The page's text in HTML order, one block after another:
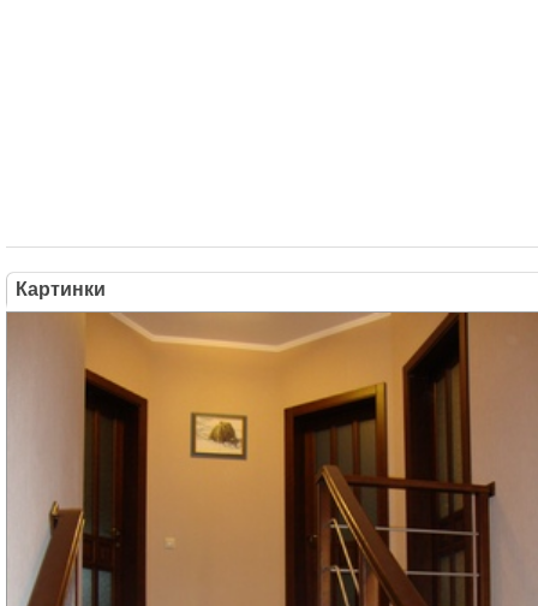
Картинки